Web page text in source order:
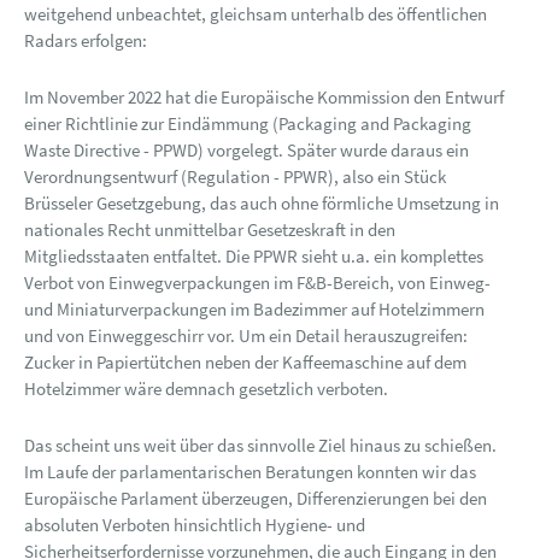
weitgehend unbeachtet, gleichsam unterhalb des öffentlichen
Radars erfolgen:
Im November 2022 hat die Europäische Kommission den Entwurf
einer Richtlinie zur Eindämmung (Packaging and Packaging
Waste Directive - PPWD) vorgelegt. Später wurde daraus ein
Verordnungsentwurf (Regulation - PPWR), also ein Stück
Brüsseler Gesetzgebung, das auch ohne förmliche Umsetzung in
nationales Recht unmittelbar Gesetzeskraft in den
Mitgliedsstaaten entfaltet. Die PPWR sieht u.a. ein komplettes
Verbot von Einwegverpackungen im F&B-Bereich, von Einweg-
und Miniaturverpackungen im Badezimmer auf Hotelzimmern
und von Einweggeschirr vor. Um ein Detail herauszugreifen:
Zucker in Papiertütchen neben der Kaffeemaschine auf dem
Hotelzimmer wäre demnach gesetzlich verboten.
Das scheint uns weit über das sinnvolle Ziel hinaus zu schießen.
Im Laufe der parlamentarischen Beratungen konnten wir das
Europäische Parlament überzeugen, Differenzierungen bei den
absoluten Verboten hinsichtlich Hygiene- und
Sicherheitserfordernisse vorzunehmen, die auch Eingang in den